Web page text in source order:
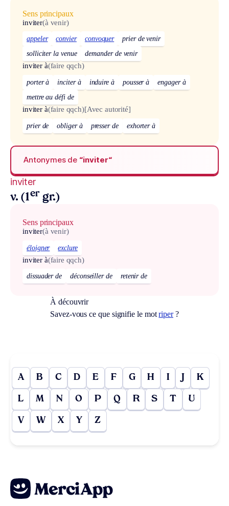
Sens principaux
inviter(à venir)
appeler convier convoquer
prier de venir
solliciter la venue
demander de venir
inviter à(faire qqch)
porter à inciter à induire à pousser à
engager à
mettre au défi de
inviter à(faire qqch)[Avec autorité]
prier de obliger à presser de exhorter à
Antonymes de “inviter“
inviter
v. (1er gr.)
Sens principaux
inviter(à venir)
éloigner exclure
inviter à(faire qqch)
dissuader de déconseiller de retenir de
À découvrir
Savez-vous ce que signifie le motriper?
A B C D E F G H I J K
L M N O P Q R S T U
V W X Y Z